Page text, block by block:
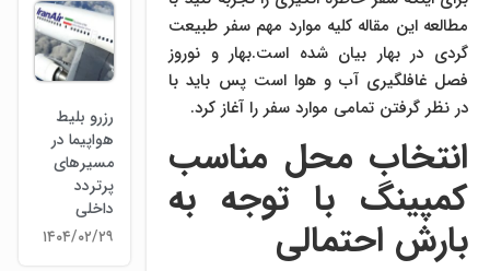
مطالعه این مقاله کلیه موارد مهم سفر طبیعت
گردی در بهار بیان شده است.بهار و نوروز
فصل غافلگیری آب و هوا است پس باید با
در نظر گرفتن تمامی موارد سفر را آغاز کرد.
انتخاب محل مناسب
کمپینگ با توجه به
بارش احتمالی
رزرو بلیط
هواپیما در
مسیرهای
پرتردد
داخلی
۱۴۰۴/۰۲/۲۹